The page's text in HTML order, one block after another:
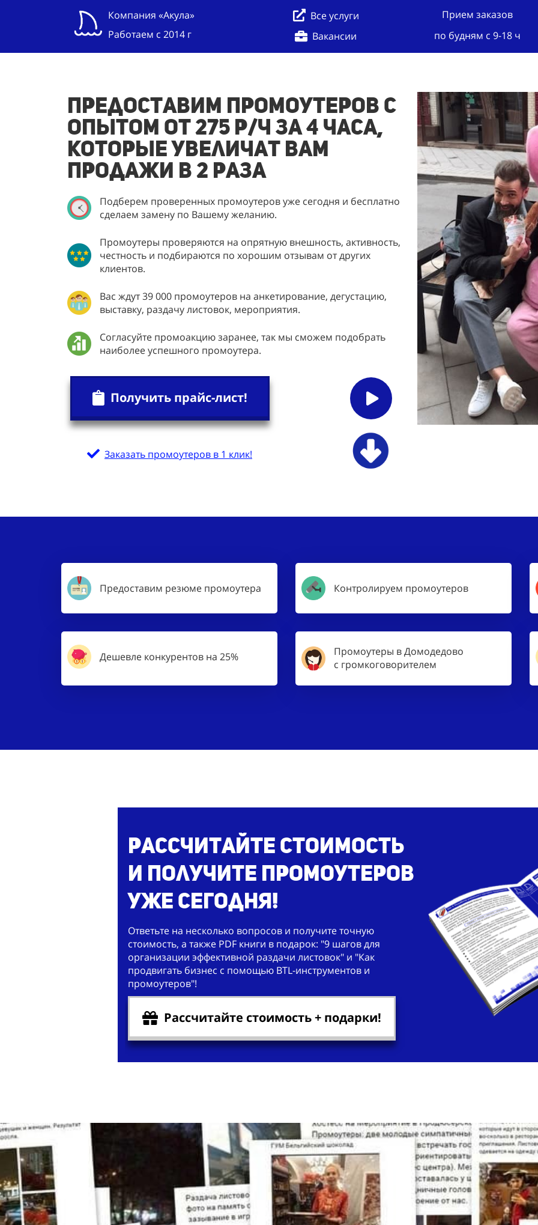
Компания «Акула»
Работаем с 2014 г
Все услуги
Вакансии
Прием заказов
по будням с 9-18 ч
Предоставим промоутеров с
опытом от 275 р/ч за 4 часа,
которые увеличат Вам
продажи в 2 раза
Подберем проверенных промоутеров уже сегодня и бесплатно
сделаем замену по Вашему желанию.
Промоутеры проверяются на опрятную внешность, активность,
честность и подбираются по хорошим отзывам от других
клиентов.
Вас ждут 39 000 промоутеров на анкетирование, дегустацию,
выставку, раздачу листовок, мероприятия.
Согласуйте промоакцию заранее, так мы сможем подобрать
наиболее успешного промоутера.
Получить прайс-лист!
Заказать промоутеров в 1 клик!
Предоставим резюме промоутера Контролируем промоутеров
Дешевле конкурентов на 25%
Промоутеры в Домодедово
с громкоговорителем
Рассчитайте стоимость
и получите промоутеров
уже сегодня!
Ответьте на несколько вопросов и получите точную
стоимость, а также PDF книги в подарок: "9 шагов для
организации эффективной раздачи листовок" и "Как
продвигать бизнес с помощью BTL-инструментов и
промоутеров"!
Рассчитайте стоимость + подарки!